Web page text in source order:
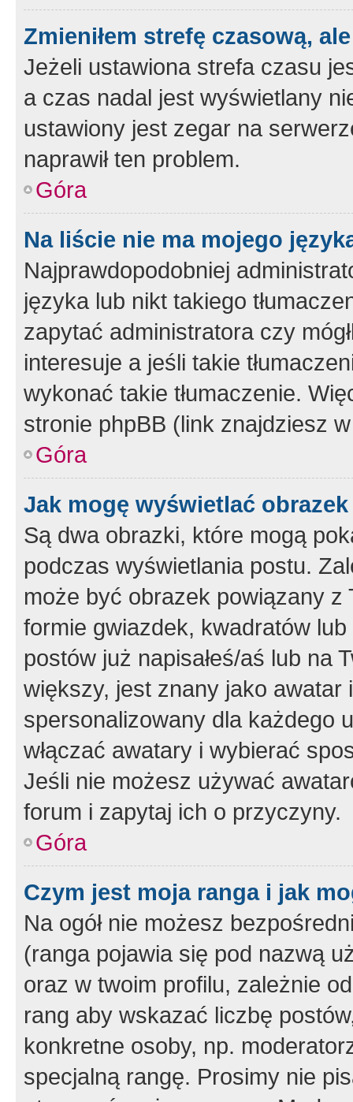
Zmieniłem strefę czasową,
Jeżeli ustawiona strefa czasu
a czas nadal jest wyświetlany
ustawiony jest zegar na
naprawił ten problem.
Góra
Na liście nie ma mojego
Najprawdopodobniej
języka lub nikt takiego
zapytać administratora czy
interesuje a jeśli takie
wykonać takie tłumaczenie.
stronie phpBB (link znajdziesz
Góra
Jak mogę wyświetlać
Są dwa obrazki, które mogą
podczas wyświetlania postu.
może być obrazek powiązany z
formie gwiazdek, kwadratów
postów już napisałeś/aś lub na
większy, jest znany jako
spersonalizowany dla każdego
włączać awatary i wybierać
Jeśli nie możesz używać
forum i zapytaj ich o przyczyny.
Góra
Czym jest moja ranga i jak
Na ogół nie możesz
(ranga pojawia się pod nazwą
oraz w twoim profilu, zależnie
rang aby wskazać liczbę
konkretne osoby, np.
specjalną rangę. Prosimy nie